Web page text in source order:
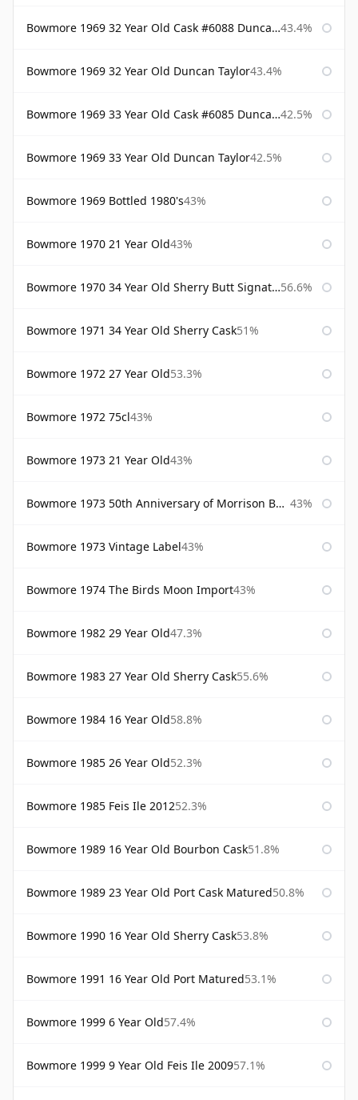
Bowmore 1969 32 Year Old Cask #6088 Duncan Taylor 43.4%
Bowmore 1969 32 Year Old Duncan Taylor43.4%
Bowmore 1969 33 Year Old Cask #6085 Duncan Taylor 42.5%
Bowmore 1969 33 Year Old Duncan Taylor42.5%
Bowmore 1969 Bottled 1980's43%
Bowmore 1970 21 Year Old43%
Bowmore 1970 34 Year Old Sherry Butt Signatory 56.6%
Bowmore 1971 34 Year Old Sherry Cask51%
Bowmore 1972 27 Year Old53.3%
Bowmore 1972 75cl43%
Bowmore 1973 21 Year Old43%
Bowmore 1973 50th Anniversary of Morrison Bowmore 43%
Bowmore 1973 Vintage Label43%
Bowmore 1974 The Birds Moon Import43%
Bowmore 1982 29 Year Old47.3%
Bowmore 1983 27 Year Old Sherry Cask55.6%
Bowmore 1984 16 Year Old58.8%
Bowmore 1985 26 Year Old52.3%
Bowmore 1985 Feis Ile 201252.3%
Bowmore 1989 16 Year Old Bourbon Cask51.8%
Bowmore 1989 23 Year Old Port Cask Matured50.8%
Bowmore 1990 16 Year Old Sherry Cask53.8%
Bowmore 1991 16 Year Old Port Matured53.1%
Bowmore 1999 6 Year Old57.4%
Bowmore 1999 9 Year Old Feis Ile 200957.1%